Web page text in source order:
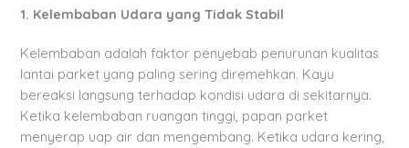
1. Kelembaban Udara yang Tidak Stabil
Kelembaban adalah faktor penyebab penurunan kualitas
lantai parket yang paling sering diremehkan. Kayu
bereaksi langsung terhadap kondisi udara di sekitarnya.
Ketika kelembaban ruangan tinggi, papan parket
menyerap uap air dan mengembang. Ketika udara kering,